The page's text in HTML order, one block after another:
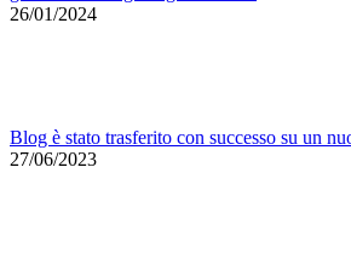
26/01/2024
Blog è stato trasferito con successo su un
27/06/2023